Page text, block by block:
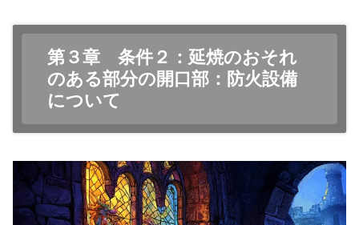
第３章 条件２：延焼のおそれ
のある部分の開口部：防火設備
について